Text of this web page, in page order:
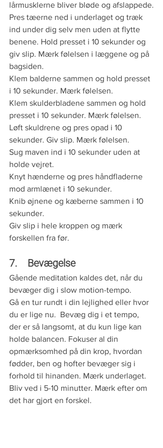
lårmusklerne bliver bløde og afslappede.
Pres tæerne ned i underlaget og træk
ind under dig selv men uden at flytte
benene. Hold presset i 10 sekunder og
giv slip. Mærk følelsen i læggene og på
bagsiden.
Klem balderne sammen og hold presset
i 10 sekunder. Mærk følelsen.
Klem skulderbladene sammen og hold
presset i 10 sekunder. Mærk følelsen.
Løft skuldrene og pres opad i 10
sekunder. Giv slip. Mærk følelsen.
Sug maven ind i 10 sekunder uden at
holde vejret.
Knyt hænderne og pres håndfladerne
mod armlænet i 10 sekunder.
Knib øjnene og kæberne sammen i 10
sekunder.
Giv slip i hele kroppen og mærk
forskellen fra før.
7.    Bevægelse
Gående meditation kaldes det, når du
bevæger dig i slow motion-tempo.
Gå en tur rundt i din lejlighed eller hvor
du er lige nu.  Bevæg dig i et tempo,
der er så langsomt, at du kun lige kan
holde balancen. Fokuser al din
opmærksomhed på din krop, hvordan
fødder, ben og hofter bevæger sig i
forhold til hinanden. Mærk underlaget.
Bliv ved i 5-10 minutter. Mærk efter om
det har gjort en forskel.